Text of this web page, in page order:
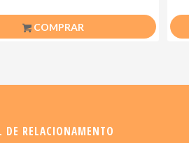
COMPRAR
DE RELACIONAMENTO